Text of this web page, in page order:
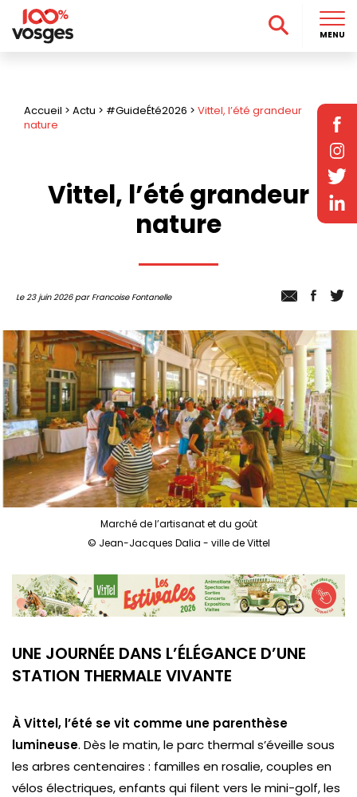
Accueil > Actu > #GuideÉté2026 > Vittel, l’été grandeur
nature
Vittel, l’été grandeur
nature
Le 23 juin 2026 par Francoise Fontanelle
Marché de l’artisanat et du goût
© Jean-Jacques Dalia - ville de Vittel
UNE JOURNÉE DANS L’ÉLÉGANCE D’UNE
STATION THERMALE VIVANTE
À Vittel, l’été se vit comme une parenthèse
lumineuse. Dès le matin, le parc thermal s’éveille sous
les arbres centenaires : familles en rosalie, couples en
vélos électriques, enfants qui filent vers le mini-golf, les
MENU